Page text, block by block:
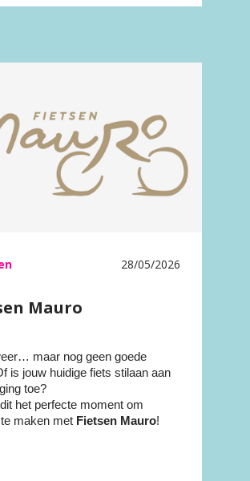
28/05/2026
Mauro
maar nog geen goede
is jouw huidige fiets stilaan aan
toe?
het perfecte moment om
maken met Fietsen Mauro!